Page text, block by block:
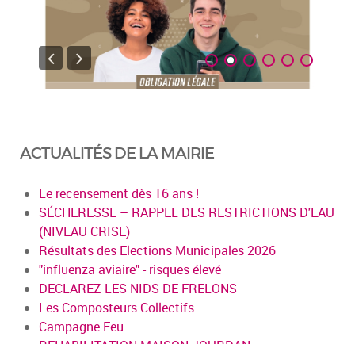
ACTUALITÉS DE LA MAIRIE
Le recensement dès 16 ans !
SÉCHERESSE – RAPPEL DES RESTRICTIONS D'EAU
(NIVEAU CRISE)
Résultats des Elections Municipales 2026
"influenza aviaire" - risques élevé
DECLAREZ LES NIDS DE FRELONS
Les Composteurs Collectifs
Campagne Feu